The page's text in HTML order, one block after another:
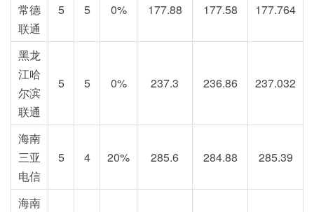
常德
联通
5 5 0% 177.88 177.58 177.764
黑龙
江哈
尔滨
联通
5 5 0% 237.3 236.86 237.032
海南
三亚
电信
5 4 20% 285.6 284.88 285.39
海南